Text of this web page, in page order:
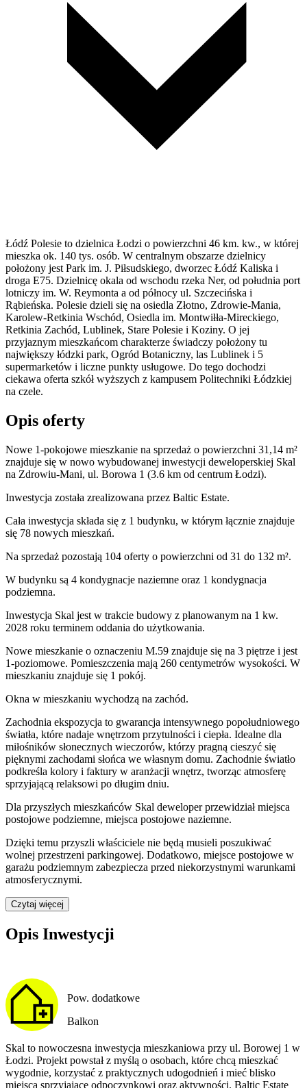
Łódź Polesie to dzielnica Łodzi o powierzchni 46 km. kw., w której
mieszka ok. 140 tys. osób. W centralnym obszarze dzielnicy
położony jest Park im. J. Piłsudskiego, dworzec Łódź Kaliska i
droga E75. Dzielnicę okala od wschodu rzeka Ner, od południa port
lotniczy im. W. Reymonta a od północy ul. Szczecińska i
Rąbieńska. Polesie dzieli się na osiedla Złotno, Zdrowie-Mania,
Karolew-Retkinia Wschód, Osiedla im. Montwiłła-Mireckiego,
Retkinia Zachód, Lublinek, Stare Polesie i Koziny. O jej
przyjaznym mieszkańcom charakterze świadczy położony tu
największy łódzki park, Ogród Botaniczny, las Lublinek i 5
supermarketów i liczne punkty usługowe. Do tego dochodzi
ciekawa oferta szkół wyższych z kampusem Politechniki Łódzkiej
na czele.
Opis oferty
Nowe 1-pokojowe mieszkanie na sprzedaż o powierzchni 31,14 m²
znajduje się w nowo wybudowanej inwestycji deweloperskiej Skal
na Zdrowiu-Mani, ul. Borowa 1 (3.6 km od centrum Łodzi).
Inwestycja została zrealizowana przez Baltic Estate.
Cała inwestycja składa się z 1 budynku, w którym łącznie znajduje
się 78 nowych mieszkań.
Na sprzedaż pozostają 104 oferty o powierzchni od 31 do 132 m².
W budynku są 4 kondygnacje naziemne oraz 1 kondygnacja
podziemna.
Inwestycja Skal jest w trakcie budowy z planowanym na 1 kw.
2028 roku terminem oddania do użytkowania.
Nowe mieszkanie o oznaczeniu M.59 znajduje się na 3 piętrze i jest
1-poziomowe. Pomieszczenia mają 260 centymetrów wysokości. W
mieszkaniu znajduje się 1 pokój.
Okna w mieszkaniu wychodzą na zachód.
Zachodnia ekspozycja to gwarancja intensywnego popołudniowego
światła, które nadaje wnętrzom przytulności i ciepła. Idealne dla
miłośników słonecznych wieczorów, którzy pragną cieszyć się
pięknymi zachodami słońca we własnym domu. Zachodnie światło
podkreśla kolory i faktury w aranżacji wnętrz, tworząc atmosferę
sprzyjającą relaksowi po długim dniu.
Dla przyszłych mieszkańców Skal deweloper przewidziałmiejsca
postojowe podziemne, miejsca postojowe naziemne.
Dzięki temu przyszli właściciele nie będą musieli poszukiwać
wolnej przestrzeni parkingowej. Dodatkowo, miejsce postojowe w
garażu podziemnym zabezpiecza przed niekorzystnymi warunkami
atmosferycznymi.
Czytaj więcej
Opis Inwestycji
Pow. dodatkowe
Balkon
Skal to nowoczesna inwestycja mieszkaniowa przy ul. Borowej 1 w
Łodzi. Projekt powstał z myślą o osobach, które chcą mieszkać
wygodnie, korzystać z praktycznych udogodnień i mieć blisko
miejsca sprzyjające odpoczynkowi oraz aktywności. Baltic Estate